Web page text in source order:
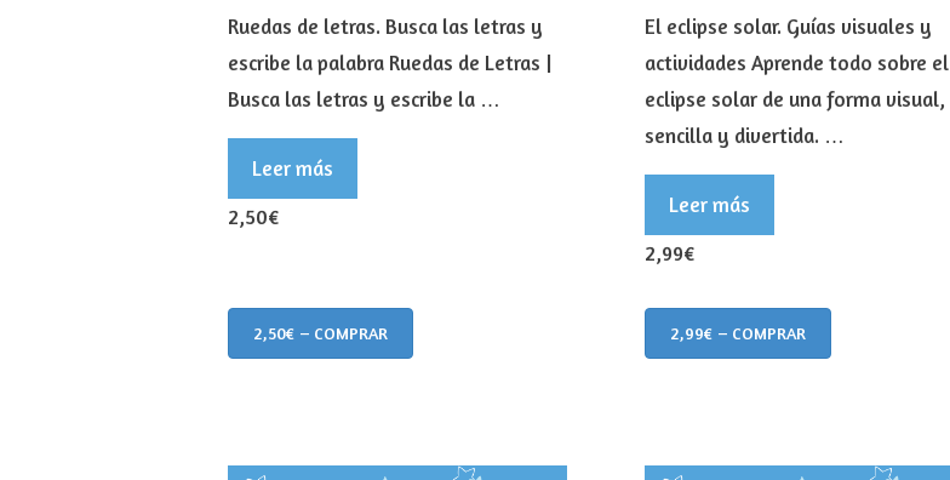
Ruedas de letras. Busca las letras y
escribe la palabra Ruedas de Letras |
Busca las letras y escribe la …
Leer más
2,50€
2,50€ – COMPRAR
El eclipse solar. Guías visuales y
actividades Aprende todo sobre el
eclipse solar de una forma visual,
sencilla y divertida. …
Leer más
2,99€
2,99€ – COMPRAR